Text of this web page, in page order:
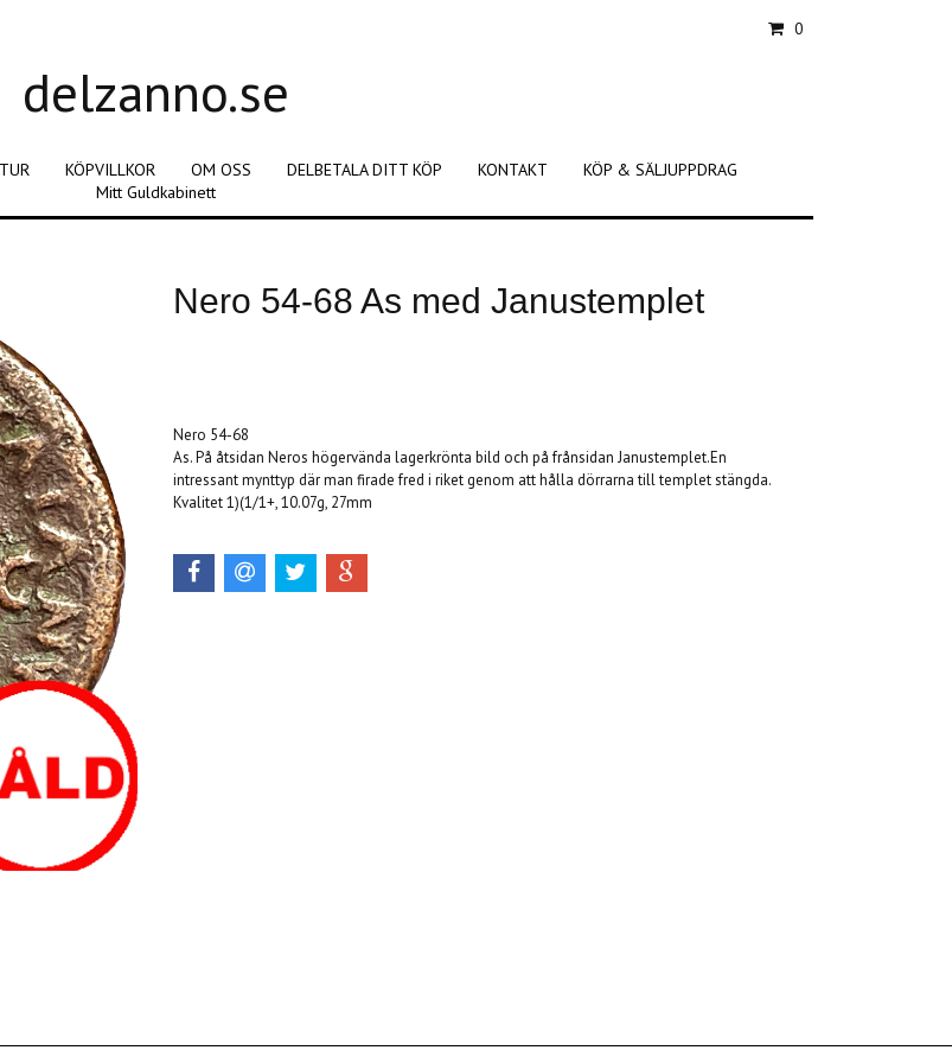
0
delzanno.se
KÖPVILLKOR OM OSS DELBETALA DITT KÖP KONTAKT
KÖP & SÄLJUPPDRAG
Mitt Guldkabinett
Nero 54-68 As med Janustemplet
Nero 54-68
As. På åtsidan Neros högervända lagerkrönta bild och på frånsidan Janustemplet.En
intressant mynttyp där man firade fred i riket genom att hålla dörrarna till templet stängda.
Kvalitet 1)(1/1+, 10.07g, 27mm